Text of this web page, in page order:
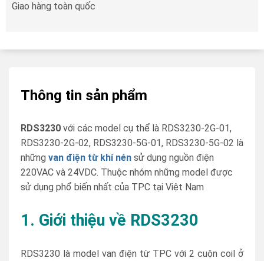
Giao hàng toàn quốc
Thông tin sản phẩm
RDS3230 với các model cụ thể là RDS3230-2G-01,
RDS3230-2G-02, RDS3230-5G-01, RDS3230-5G-02 là
những van điện từ khí nén sử dụng nguồn điện
220VAC và 24VDC. Thuộc nhóm những model được
sử dụng phổ biến nhất của TPC tại Việt Nam
1. Giới thiệu về RDS3230
RDS3230 là model van điện từ TPC với 2 cuộn coil ở